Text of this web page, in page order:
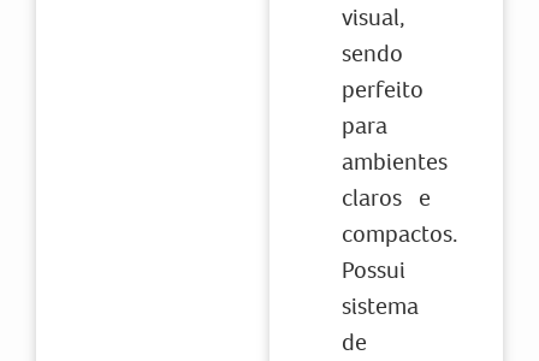
visual,
sendo
perfeito
para
ambientes
claros e
compactos.
Possui
sistema
de